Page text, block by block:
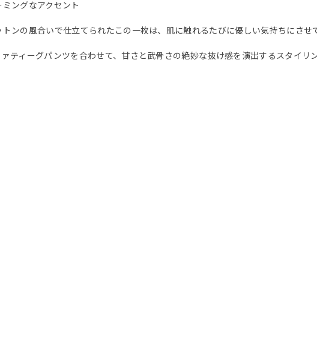
ングなアクセント
ンの風合いで仕立てられたこの一枚は、肌に触れるたびに優しい気持ちにさせ
ティーグパンツを合わせて、甘さと武骨さの絶妙な抜け感を演出するスタイリ